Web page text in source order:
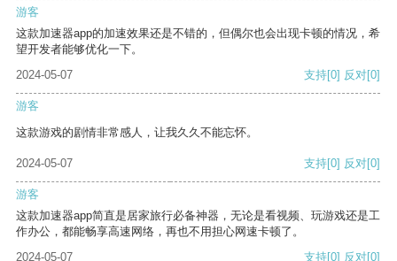
游客
这款加速器app的加速效果还是不错的，但偶尔也会出现卡顿的情况，希
望开发者能够优化一下。
2024-05-07
支持[0] 反对[0]
游客
这款游戏的剧情非常感人，让我久久不能忘怀。
2024-05-07 支持[0] 反对[0]
游客
这款加速器app简直是居家旅行必备神器，无论是看视频、玩游戏还是工
作办公，都能畅享高速网络，再也不用担心网速卡顿了。
2024-05-07
支持[0] 反对[0]